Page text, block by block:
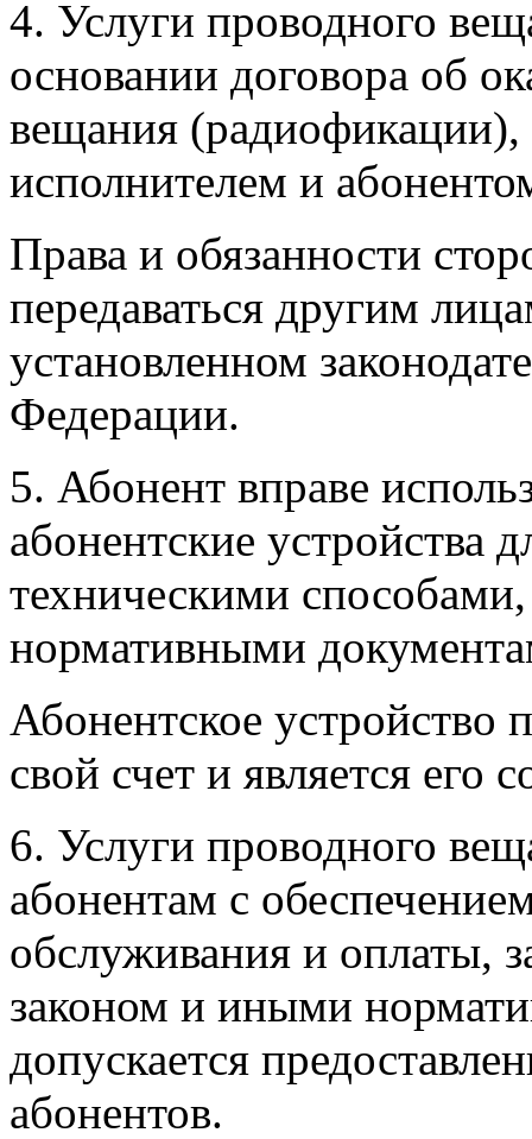
4. Услуги проводного
основании договора об
вещания
исполнителем и
Права и обязанности
передаваться другим
установленном
Федерации.
5. Абонент вправе
абонентские устройства
техническими
нормативными
Абонентское устройство
свой счет и является его
6. Услуги проводного
абонентам с
обслуживания и оплаты,
законом и иными
допускается
абонентов.